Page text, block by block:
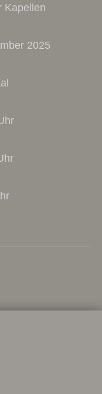
Kapellen
2025